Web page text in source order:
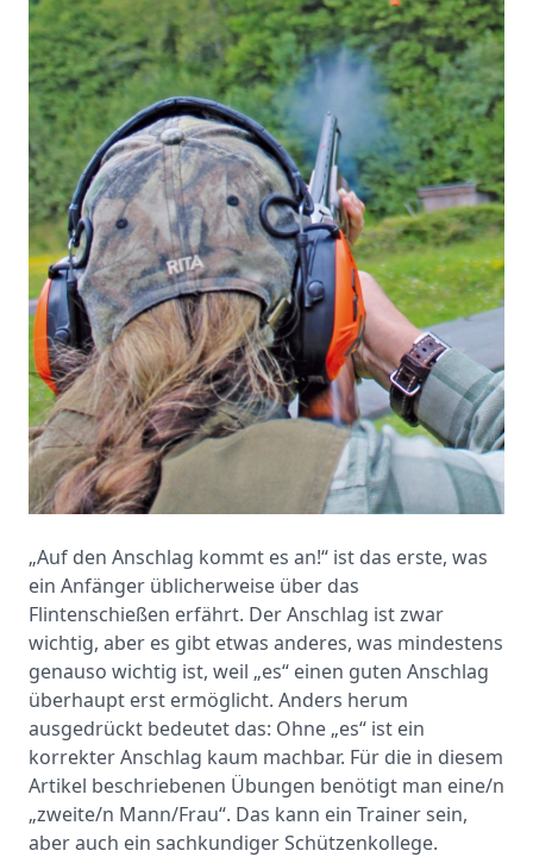
„Auf den Anschlag kommt es an!“ ist das erste, was
ein Anfänger üblicherweise über das
Flintenschießen erfährt. Der Anschlag ist zwar
wichtig, aber es gibt etwas anderes, was mindestens
genauso wichtig ist, weil „es“ einen guten Anschlag
überhaupt erst ermöglicht. Anders herum
ausgedrückt bedeutet das: Ohne „es“ ist ein
korrekter Anschlag kaum machbar. Für die in diesem
Artikel beschriebenen Übungen benötigt man eine/n
„zweite/n Mann/Frau“. Das kann ein Trainer sein,
aber auch ein sachkundiger Schützenkollege.